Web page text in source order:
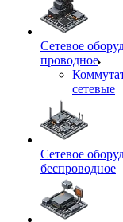
Сетевое
проводное
сетевые
Сетевое
беспроводное